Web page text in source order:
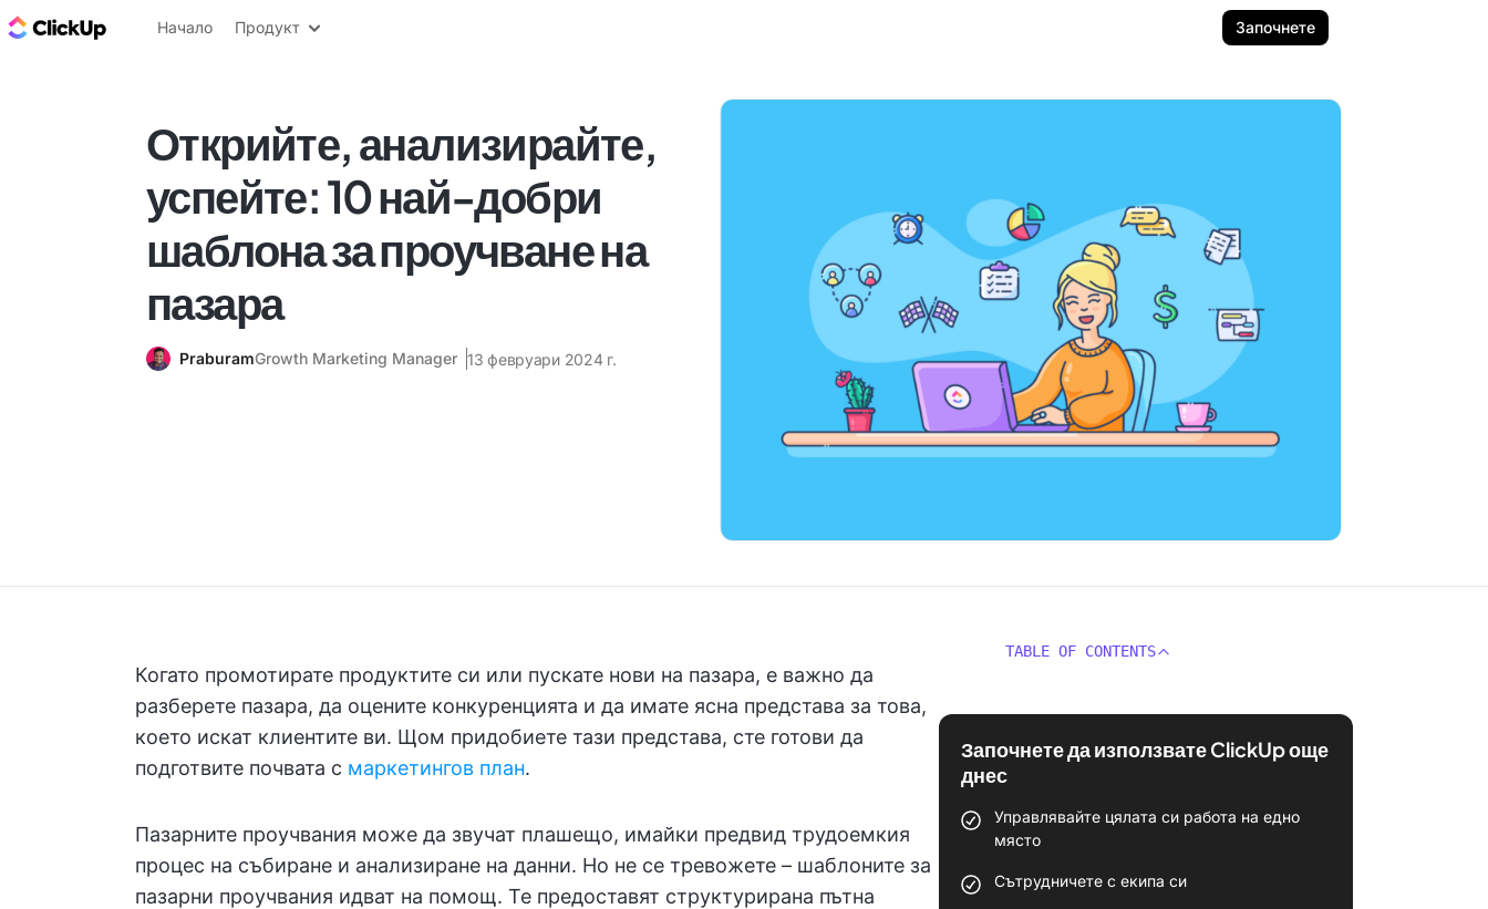
ClickUp блог
Начало Продукт Започнете
Открийте, анализирайте,
успейте: 10 най-добри
шаблона за проучване на
пазара
PraburamGrowth Marketing Manager 13 февруари 2024 г.
Когато промотирате продуктите си или пускате нови на пазара, е важно да
разберете пазара, да оцените конкуренцията и да имате ясна представа за това,
което искат клиентите ви. Щом придобиете тази представа, сте готови да
подготвите почвата с маркетингов план.
Пазарните проучвания може да звучат плашещо, имайки предвид трудоемкия
процес на събиране и анализиране на данни. Но не се тревожете – шаблоните за
пазарни проучвания идват на помощ. Те предоставят структурирана пътна
TABLE OF CONTENTS
Започнете да използвате ClickUp още
днес
Управлявайте цялата си работа на едно
място
Сътрудничете с екипа си